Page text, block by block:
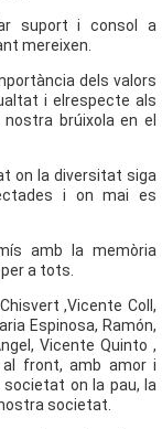
suport i consol a
mereixen.
dels valors
i elrespecte als
brúixola en el
on la diversitat siga
i on mai es
amb la memòria
a tots.
,Vicente Coll,
Espinosa, Ramón,
Vicente Quinto ,
al front, amb amor i
on la pau, la
societat.